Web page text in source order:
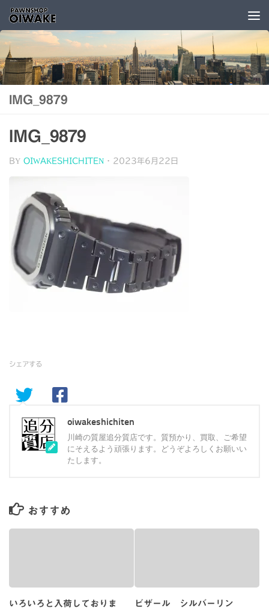
コンテンツへスキップ
IMG_9879
IMG_9879
BY OIWAKESHICHITEN · 2023年6月22日
シェアする
oiwakeshichiten
川崎の質屋追分質店です。質預かり、買取、ご希望
にそえるよう頑張ります。どうぞよろしくお願いい
たします。
おすすめ
いろいろと入荷しておりま
ビザール シルバーリン